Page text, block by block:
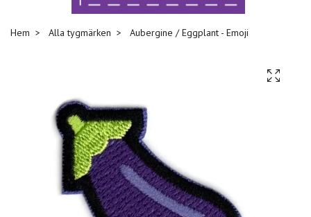
Hem Alla tygmärken Aubergine / Eggplant - Emoji